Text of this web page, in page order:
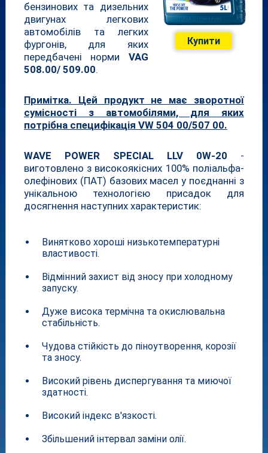
Купити
бензинових та дизельних
двигунах легкових
автомобілів та легких
фургонів, для яких
передбачені норми VAG
508.00/ 509.00.
Примітка. Цей продукт не має зворотної
сумісності з автомобілями, для яких
потрібна специфікація VW 504 00/507 00.
WAVE POWER SPECIAL LLV 0W-20 -
виготовлено з високоякісних 100% поліальфа-
олефінових (ПАТ) базових масел у поєднанні з
унікальною технологією присадок для
досягнення наступних характеристик:
Винятково хороші низькотемпературні
властивості.
Відмінний захист від зносу при холодному
запуску.
Дуже висока термічна та окислювальна
стабільність.
Чудова стійкість до піноутворення, корозії
та зносу.
Високий рівень диспергування та миючої
здатності.
Високий індекс в'язкості.
Збільшений інтервал заміни олії.